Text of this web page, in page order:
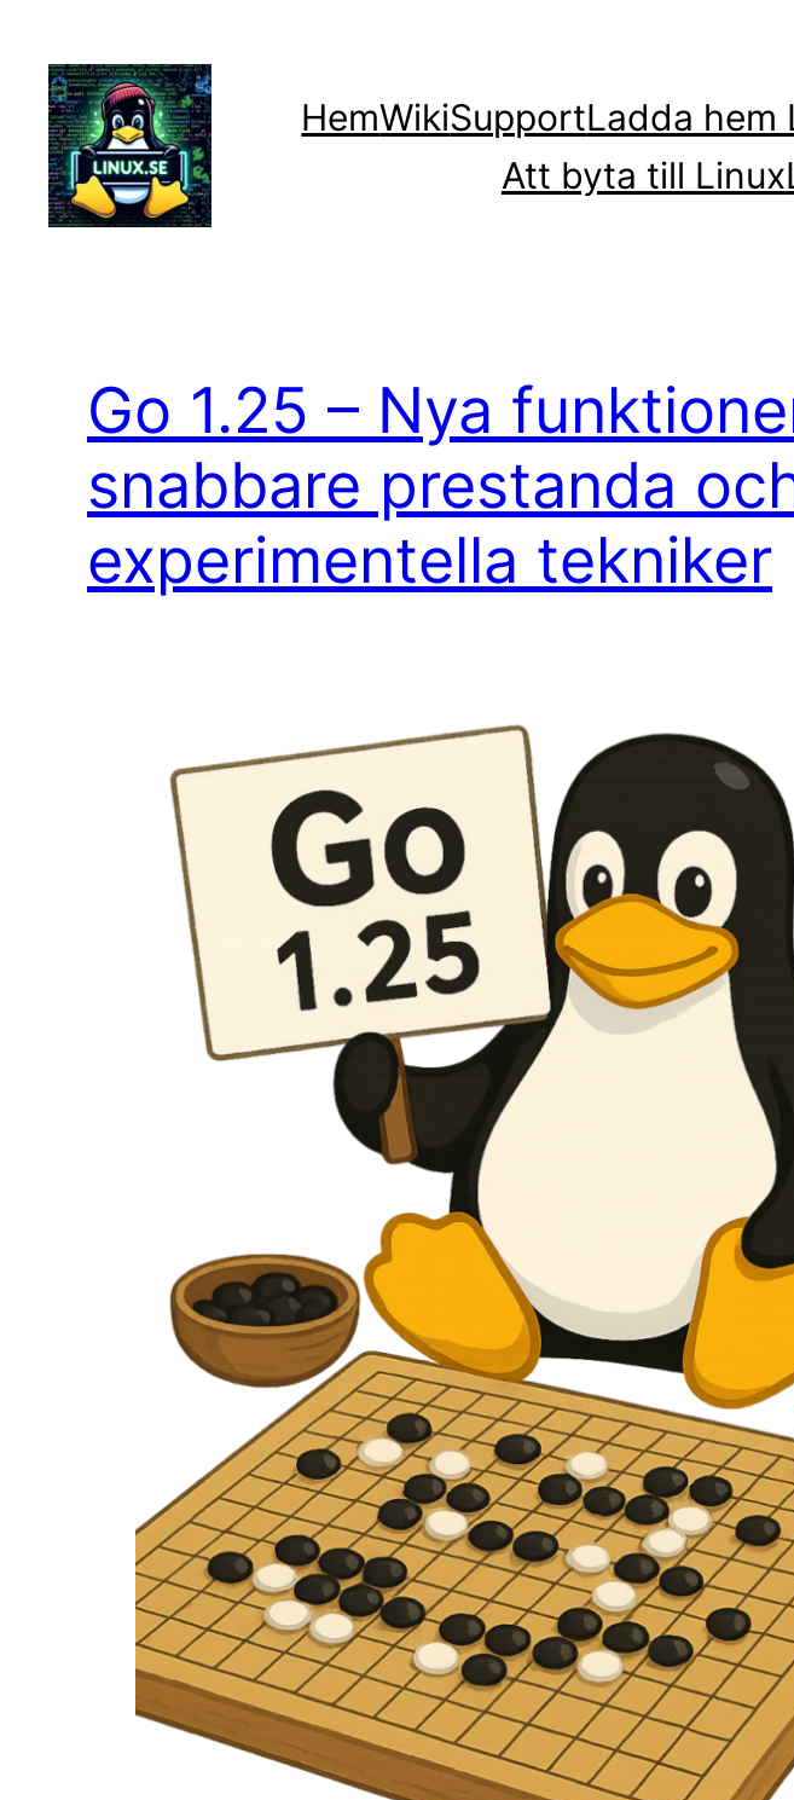
innehåll
HemWikiSupportLadda hem
Att byta till Linux
Go 1.25 – Nya
snabbare prestanda
experimentella tekniker